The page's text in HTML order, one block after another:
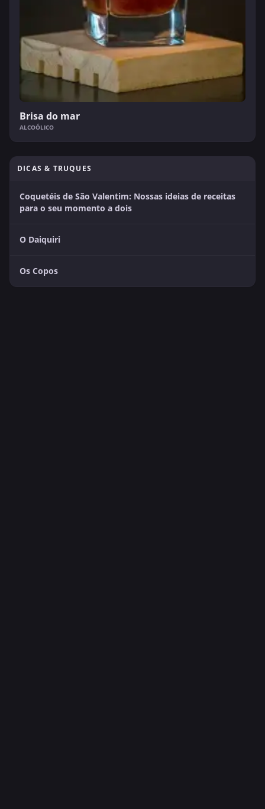
Brisa do mar
ALCOÓLICO
DICAS & TRUQUES
Coquetéis de São Valentim: Nossas ideias de receitas
para o seu momento a dois
O Daiquiri
Os Copos